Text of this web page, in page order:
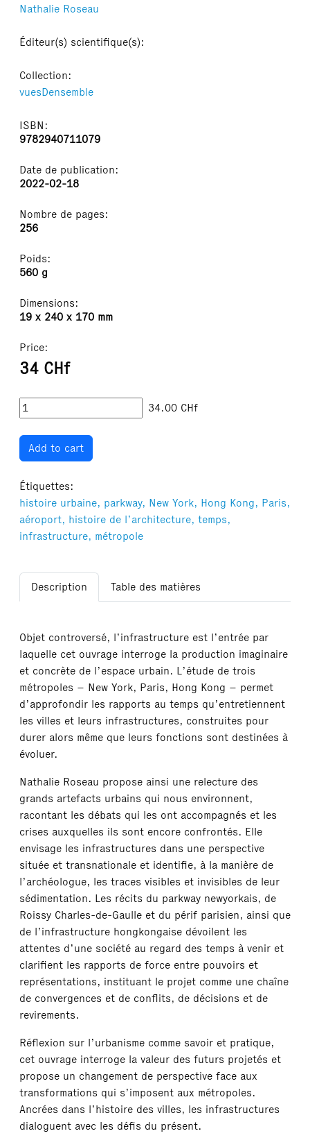
Nathalie Roseau
Éditeur(s) scientifique(s):
Collection:
vuesDensemble
ISBN:
9782940711079
Date de publication:
2022-02-18
Nombre de pages:
256
Poids:
560 g
Dimensions:
19 x 240 x 170 mm
Price:
34 CHf
34.00 CHf
Add to cart
Étiquettes:
histoire urbaine, parkway, New York, Hong Kong, Paris,
aéroport, histoire de l’architecture, temps,
infrastructure, métropole
Description Table des matières
Objet controversé, l’infrastructure est l’entrée par
laquelle cet ouvrage interroge la production imaginaire
et concrète de l’espace urbain. L’étude de trois
métropoles – New York, Paris, Hong Kong – permet
d’approfondir les rapports au temps qu’entretiennent
les villes et leurs infrastructures, construites pour
durer alors même que leurs fonctions sont destinées à
évoluer.
Nathalie Roseau propose ainsi une relecture des
grands artefacts urbains qui nous environnent,
racontant les débats qui les ont accompagnés et les
crises auxquelles ils sont encore confrontés. Elle
envisage les infrastructures dans une perspective
située et transnationale et identifie, à la manière de
l’archéologue, les traces visibles et invisibles de leur
sédimentation. Les récits du parkway newyorkais, de
Roissy Charles-de-Gaulle et du périf parisien, ainsi que
de l’infrastructure hongkongaise dévoilent les
attentes d’une société au regard des temps à venir et
clarifient les rapports de force entre pouvoirs et
représentations, instituant le projet comme une chaîne
de convergences et de conflits, de décisions et de
revirements.
Réflexion sur l’urbanisme comme savoir et pratique,
cet ouvrage interroge la valeur des futurs projetés et
propose un changement de perspective face aux
transformations qui s’imposent aux métropoles.
Ancrées dans l’histoire des villes, les infrastructures
dialoguent avec les défis du présent.